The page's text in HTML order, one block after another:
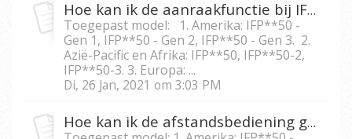
Hoe kan ik de aanraakfunctie bij IFP5550/IFP6550/ IFP7550/IFP8650 vergrendelen?
Toegepast model: 1. Amerika: IFP**50 -
Gen 1, IFP**50 - Gen 2, IFP**50 - Gen 3. 2.
Azië-Pacific en Afrika: IFP**50, IFP**50-2,
IFP**50-3. 3. Europa: ...
Di, 26 Jan, 2021 om 3:03 PM
Hoe kan ik de afstandsbediening gebruiken om het scherm bij IFP5550/IFP6550/IFP 7550/IFP8650 te bevriezen?